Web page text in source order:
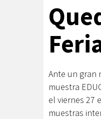
Ante un gran
muestra
el viernes 27
muestras